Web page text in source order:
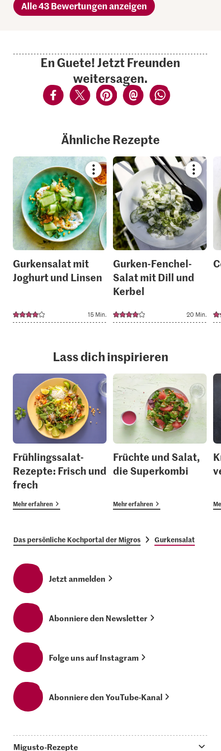
Alle 43 Bewertungen anzeigen
En Guete! Jetzt Freunden
weitersagen.
Ähnliche Rezepte
Bookmark
recipe
or
add
it
to
your
collections.
Gurkensalat mit
Joghurt und Linsen
15 Min.
recipe
add
it
to
your
Gurken-Fenchel-
Salat mit Dill und
Kerbel
20 Min.
Lass dich inspirieren
Frühlingssalat-
Rezepte: Frisch und
frech
Mehr erfahren
Früchte und Salat,
die Superkombi
Mehr erfahren
Das persönliche Kochportal der Migros Gurkensalat
Jetzt anmelden
Abonniere den Newsletter
Folge uns auf Instagram
Abonniere den YouTube-Kanal
Migusto-Rezepte